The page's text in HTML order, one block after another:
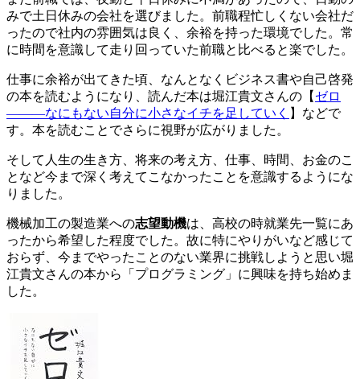
みで土日休みの会社を選びました。前職程忙しくない会社だ
ったので社内の雰囲気は良く、余裕を持った環境でした。常
に時間を意識して走り回っていた前職と比べると楽でした。
仕事に余裕が出てきた頃、なんとなくビジネス書や自己啓発
の本を読むようになり、読んだ本は堀江貴文さんの【 ゼロ
―――なにもない自分に小さなイチを足していく 】などで
す。本を読むことでさらに視野が広がりました。
そして人生の生き方、将来の考え方、仕事、時間、お金のこ
となど今まで深く考えてこなかったことを意識するようにな
りました。
機械加工の製造業への志望動機は、高校の時就業先一覧にあ
ったから希望した程度でした。故に特にやりがいなど感じて
おらず、今までやったことのない業界に挑戦しようと思い堀
江貴文さんの本から
「プログラミング」に興味を持ち始めま
した。